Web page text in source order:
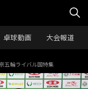
卓球動画 大会報道
五輪ライバル国特集